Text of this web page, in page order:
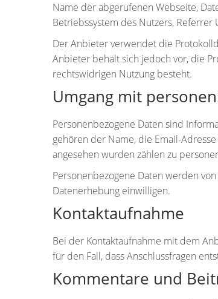
Name der abgerufenen Webseite,
Betriebssystem des Nutzers, Referrer
Der Anbieter verwendet die
Anbieter behält sich jedoch vor, die
rechtswidrigen Nutzung besteht.
Umgang mit
Personenbezogene Daten sind
gehören der Name, die Email-
angesehen wurden zählen zu
Personenbezogene Daten werden
Datenerhebung einwilligen.
Kontaktaufnahme
Bei der Kontaktaufnahme mit dem
für den Fall, dass Anschlussfragen
Kommentare und